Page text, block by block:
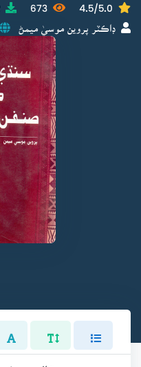
4.5/5.0
673
ڊاڪٽر پروين موسيٰ ميمڻ